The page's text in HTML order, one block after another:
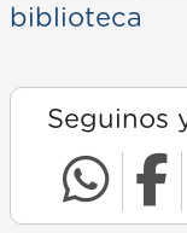
biblioteca
Seguinos